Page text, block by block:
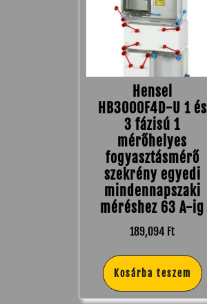
Hensel
HB3000F4D-U 1 és
3 fázisú 1
mérőhelyes
fogyasztásmérő
szekrény egyedi
mindennapszaki
méréshez 63 A-ig
189,094 Ft
Kosárba teszem